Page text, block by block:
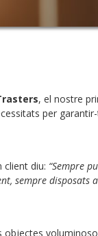
, el nostre
per
client diu: “Sempre
sempre disposats
objectes